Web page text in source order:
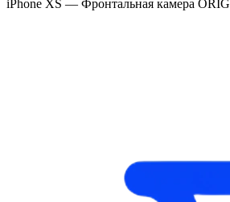
iPhone XS — Фронтальная камера ORIG